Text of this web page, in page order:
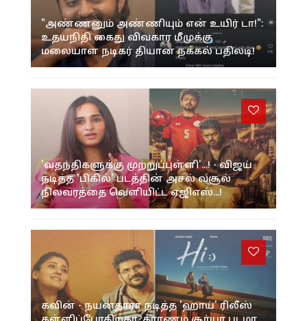
"அண்ணனும் அண்ணியும் என் உயிர் டா!":
உதயநிதி கைது விவகார மீமுக்கு
மலையாள நடிகர் தியான் நக்கல் பதிலடி!
'வதந்திகளுக்கு முற்றுப்புள்ளி'...! - விஜய்
நடித்த 'பிகில்' படத்தின் அசல் வசூல்
நிலவரத்தை வெளியிட்ட ஏஜிஎஸ்...!
கவின் - நயன்தாரா நடித்த 'ஹாய்' ரிலீஸ்